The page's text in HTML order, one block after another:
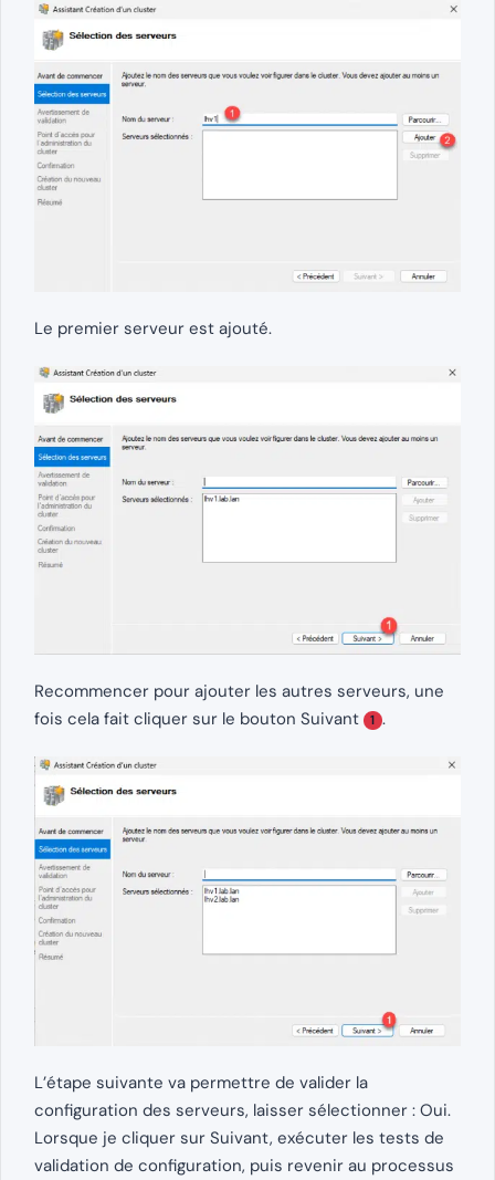
Le premier serveur est ajouté.
Recommencer pour ajouter les autres serveurs, une
fois cela fait cliquer sur le bouton Suivant
1 .
L’étape suivante va permettre de valider la
configuration des serveurs, laisser sélectionner : Oui.
Lorsque je cliquer sur Suivant, exécuter les tests de
validation de configuration, puis revenir au processus